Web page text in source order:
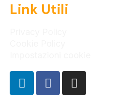
Link Utili